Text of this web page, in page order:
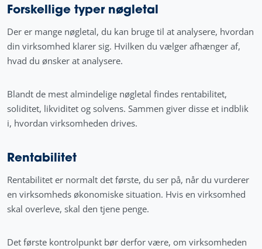
Forskellige typer nøgletal
Der er mange nøgletal, du kan bruge til at analysere, hvordan
din virksomhed klarer sig. Hvilken du vælger afhænger af,
hvad du ønsker at analysere.
Blandt de mest almindelige nøgletal findes rentabilitet,
soliditet, likviditet og solvens. Sammen giver disse et indblik
i, hvordan virksomheden drives.
Rentabilitet
Rentabilitet er normalt det første, du ser på, når du vurderer
en virksomheds økonomiske situation. Hvis en virksomhed
skal overleve, skal den tjene penge.
Det første kontrolpunkt bør derfor være, om virksomheden